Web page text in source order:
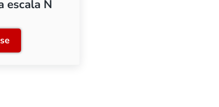
escala N
7: Desvíos Fleischmann a escala N